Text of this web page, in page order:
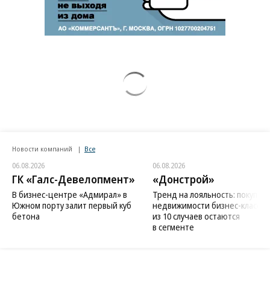
Новости компаний Все
06.08.2026
ГК «Галс-Девелопмент»
В бизнес-центре «Адмирал» в
Южном порту залит первый куб
бетона
06.08.2026
«Донстрой»
Тренд на лояльность:
недвижимости бизнес-класса
из 10 случаев остаются
в сегменте